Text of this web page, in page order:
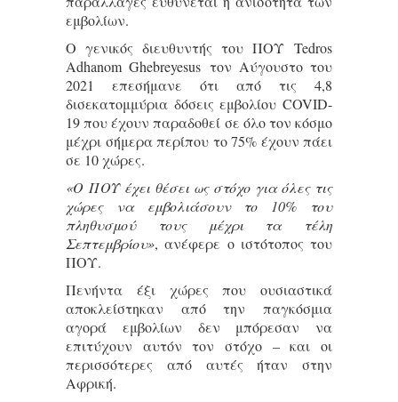
εμβολίων.
Ο γενικός διευθυντής του ΠΟΥ Tedros
Adhanom Ghebreyesus τον Αύγουστο του
2021 επεσήμανε ότι από τις 4,8
δισεκατομμύρια δόσεις εμβολίου COVID-
19 που έχουν παραδοθεί σε όλο τον κόσμο
μέχρι σήμερα περίπου το 75% έχουν πάει
σε 10 χώρες.
«Ο ΠΟΥ έχει θέσει ως στόχο για όλες τις
χώρες να εμβολιάσουν το 10% του
πληθυσμού τους μέχρι τα τέλη
Σεπτεμβρίου», ανέφερε ο ιστότοπος του
ΠΟΥ.
Πενήντα έξι χώρες που ουσιαστικά
αποκλείστηκαν από την παγκόσμια
αγορά εμβολίων δεν μπόρεσαν να
επιτύχουν αυτόν τον στόχο – και οι
περισσότερες από αυτές ήταν στην
Αφρική.